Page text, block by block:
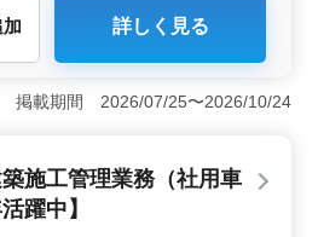
50代、60代のスタッフが活躍中
持つ方を歓迎しています。調理
かせる最適な環境です。 ＜通
ける環境が整っています。 ＜
、労災、健康、厚生年金など
備されています。シフト制で週
詳しく見る
掲載期間 2026/07/25〜2026/10/24
築施工管理業務（社用車
躍中】